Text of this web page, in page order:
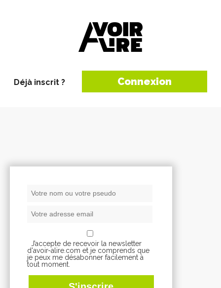
Déjà inscrit ? Connexion
J’accepte de recevoir la newsletter
d'avoir-alire.com et je comprends que
je peux me désabonner facilement à
tout moment.